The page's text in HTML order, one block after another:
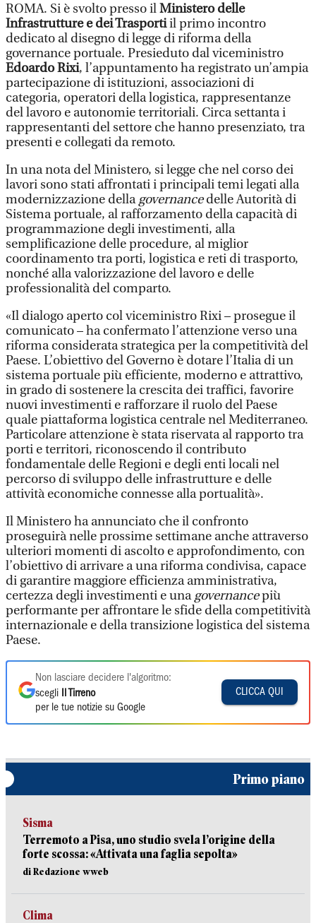
ROMA. Si è svolto presso ilMinistero delle
Infrastrutture e dei Trasportiil primo incontro
dedicato al disegno di legge di riforma della
governance portuale. Presieduto dal viceministro
Edoardo Rixi, l’appuntamento ha registrato un’ampia
partecipazione di istituzioni, associazioni di
categoria, operatori della logistica, rappresentanze
del lavoro e autonomie territoriali. Circa settanta i
rappresentanti del settore che hanno presenziato, tra
presenti e collegati da remoto.
In una nota del Ministero, si legge che nel corso dei
lavori sono stati affrontati i principali temi legati alla
modernizzazione dellagovernancedelle Autorità di
Sistema portuale, al rafforzamento della capacità di
programmazione degli investimenti, alla
semplificazione delle procedure, al miglior
coordinamento tra porti, logistica e reti di trasporto,
nonché alla valorizzazione del lavoro e delle
professionalità del comparto.
«Il dialogo aperto col viceministro Rixi – prosegue il
comunicato – ha confermato l’attenzione verso una
riforma considerata strategica per la competitività del
Paese. L’obiettivo del Governo è dotare l’Italia di un
sistema portuale più efficiente, moderno e attrattivo,
in grado di sostenere la crescita dei traffici, favorire
nuovi investimenti e rafforzare il ruolo del Paese
quale piattaforma logistica centrale nel Mediterraneo.
Particolare attenzione è stata riservata al rapporto tra
porti e territori, riconoscendo il contributo
fondamentale delle Regioni e degli enti locali nel
percorso di sviluppo delle infrastrutture e delle
attività economiche connesse alla portualità».
Il Ministero ha annunciato che il confronto
proseguirà nelle prossime settimane anche attraverso
ulteriori momenti di ascolto e approfondimento, con
l’obiettivo di arrivare a una riforma condivisa, capace
di garantire maggiore efficienza amministrativa,
certezza degli investimenti e unagovernancepiù
performante per affrontare le sfide della competitività
internazionale e della transizione logistica del sistema
Paese.
Non lasciare decidere l'algoritmo:
scegli
Il Tirreno
per le tue notizie su Google
CLICCA QUI
Primo piano
Sisma
Terremoto a Pisa, uno studio svela l’origine della
forte scossa: «Attivata una faglia sepolta»
di Redazione wweb
Clima